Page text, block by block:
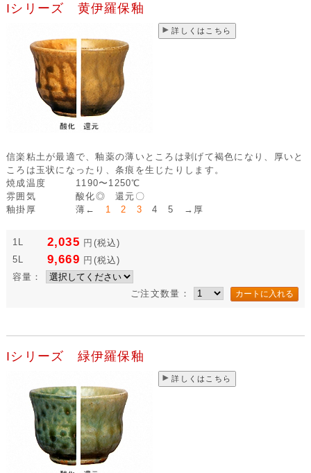
Iシリーズ 黄伊羅保釉
詳しくはこちら
信楽粘土が最適で、釉薬の薄いところは剥げて褐色になり、厚いと
ころは玉状になったり、条痕を生じたりします。
焼成温度
1190〜1250℃
雰囲気
酸化◎ 還元〇
釉掛厚
薄← 1 2 3 4 5 →厚
1L 2,035 円 (税込)
5L
9,669 円 (税込)
容量：
ご注文数量：
Iシリーズ 緑伊羅保釉
詳しくはこちら